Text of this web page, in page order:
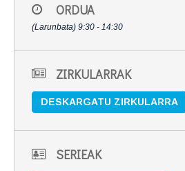
ORDUA
(Larunbata) 9:30 - 14:30
ZIRKULARRAK
DESKARGATU ZIRKULARRA
SERIEAK